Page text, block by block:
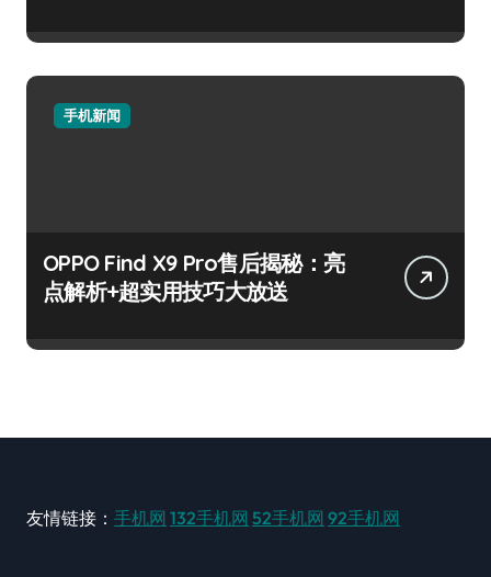
手机新闻
OPPO Find X9 Pro售后揭秘：亮
点解析+超实用技巧大放送
友情链接： 手机网 132手机网 52手机网 92手机网